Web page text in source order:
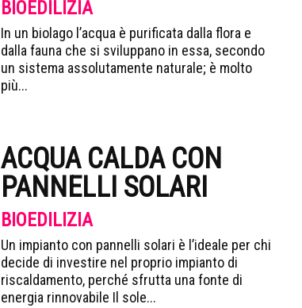
BIOEDILIZIA
In un biolago l’acqua è purificata dalla flora e
dalla fauna che si sviluppano in essa, secondo
un sistema assolutamente naturale; è molto
più...
ACQUA CALDA CON
PANNELLI SOLARI
BIOEDILIZIA
Un impianto con pannelli solari è l’ideale per chi
decide di investire nel proprio impianto di
riscaldamento, perché sfrutta una fonte di
energia rinnovabile Il sole...